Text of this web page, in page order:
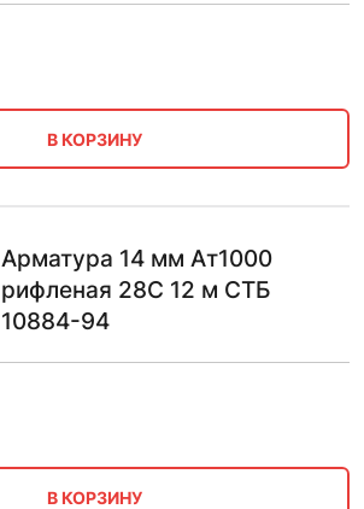
В КОРЗИНУ
Арматура 14 мм Ат1000
рифленая 28С 12 м СТБ
10884-94
В КОРЗИНУ